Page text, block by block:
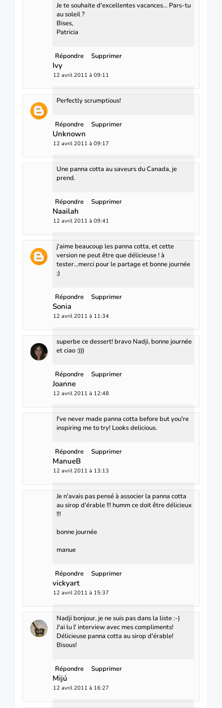
Je te souhaite d'excellentes vacances... Pars-tu
au soleil ?
Bises,
Patricia
Répondre Supprimer
Ivy
12 avril 2011 à 09:11
Perfectly scrumptious!
Répondre Supprimer
Unknown
12 avril 2011 à 09:17
Une panna cotta au saveurs du Canada, je
prend.
Répondre Supprimer
Naailah
12 avril 2011 à 09:41
j'aime beaucoup les panna cotta, et cette
version ne peut être que délicieuse ! à
tester...merci pour le partage et bonne journée
;)
Répondre Supprimer
Sonia
12 avril 2011 à 11:34
superbe ce dessert! bravo Nadji, bonne journée
et ciao :)))
Répondre Supprimer
Joanne
12 avril 2011 à 12:48
I've never made panna cotta before but you're
inspiring me to try! Looks delicious.
Répondre Supprimer
ManueB
12 avril 2011 à 13:13
Je n'avais pas pensé à associer la panna cotta
au sirop d'érable !!! humm ce doit être délicieux
!!!
bonne journée
manue
Répondre Supprimer
vickyart
12 avril 2011 à 15:37
Nadji bonjour, je ne suis pas dans la liste :-)
J'ai lu l' interview avec mes compliments!
Délicieuse panna cotta au sirop d'érable!
Bisous!
Répondre Supprimer
Mijú
12 avril 2011 à 16:27